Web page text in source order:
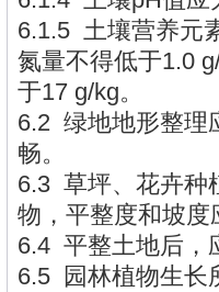
6.1.5 土壤营养元
氮量不得低于1.0
于17 g/kg。
6.2 绿地地形整理
畅。
6.3 草坪、花卉种
物，平整度和坡度
6.4 平整土地后，
6.5 园林植物生长